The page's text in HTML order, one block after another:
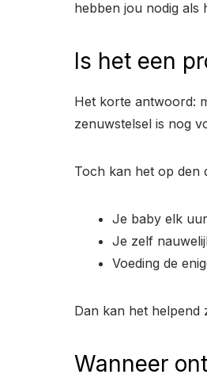
hebben jou nodig als
Is het een
Het korte antwoord:
zenuwstelsel is nog
Toch kan het op den
Je baby elk
Je zelf
Voeding de
Dan kan het helpend
Wanneer